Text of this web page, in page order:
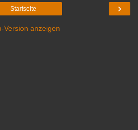
›
Startseite
Version anzeigen